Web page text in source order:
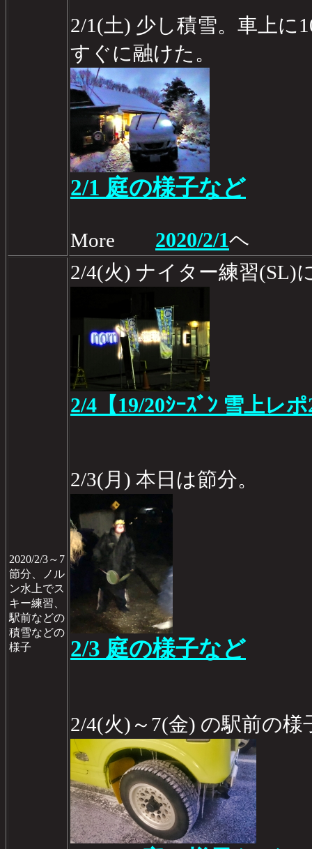
2/1(土) 少し積雪。車上に
すぐに融けた。
2/1 庭の様子など
More 2020/2/1ヘ
2020/2/3～7
節分、ノル
ン水上でス
キー練習、
駅前などの
積雪などの
様子
2/4(火) ナイター練習(SL)
2/4【19/20ｼｰｽﾞﾝ 雪上レ
2/3(月) 本日は節分。
2/3 庭の様子など
2/4(火)～7(金) の駅前の様